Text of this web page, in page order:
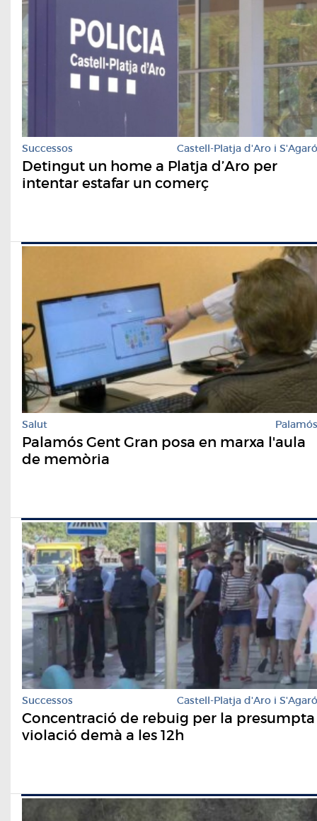
Successos Castell-Platja d'Aro i S'Agaró
Detingut un home a Platja d’Aro per
intentar estafar un comerç
Salut Palamós
Palamós Gent Gran posa en marxa l'aula
de memòria
Successos Castell-Platja d'Aro i S'Agaró
Concentració de rebuig per la presumpta
violació demà a les 12h